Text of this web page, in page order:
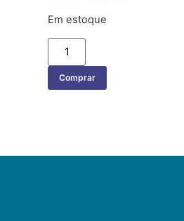
Em estoque
Comprar